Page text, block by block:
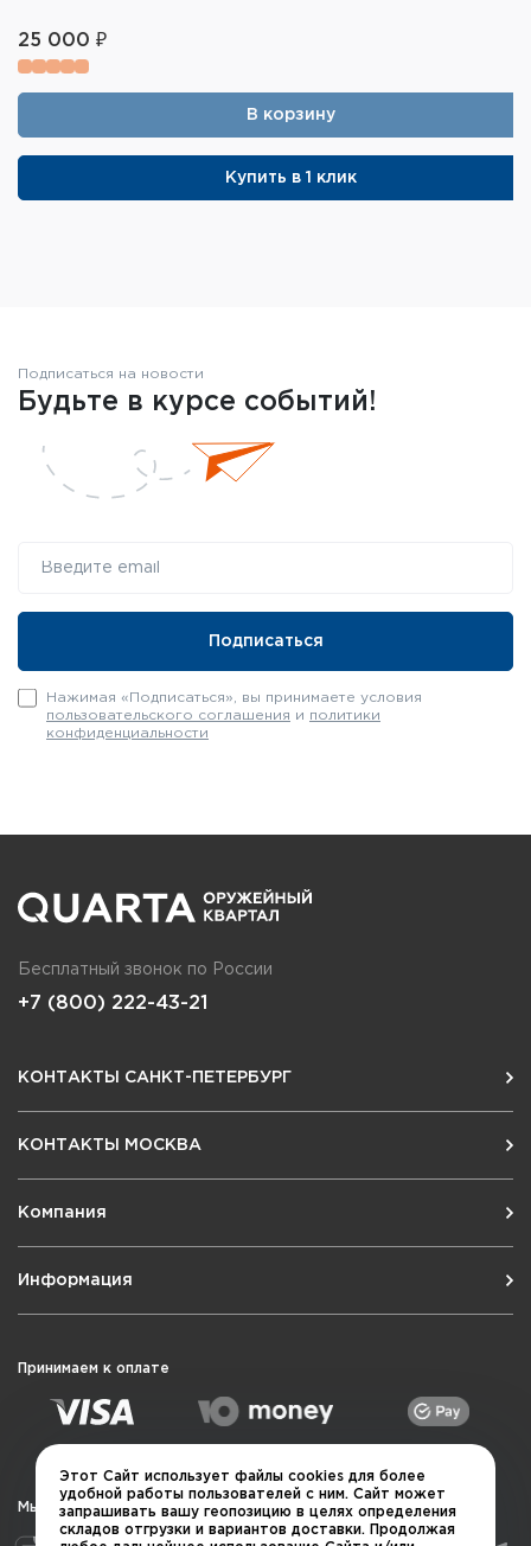
25 000 ₽
В корзину
Купить в 1 клик
Подписаться на новости
Будьте в курсе событий!
Нажимая «Подписаться», вы принимаете условия
пользовательского соглашения и политики
конфиденциальности
Бесплатный звонок по России
+7 (800) 222-43-21
КОНТАКТЫ САНКТ-ПЕТЕРБУРГ
КОНТАКТЫ МОСКВА
Компания
Информация
Принимаем к оплате
Мы в социальных сетях
Этот Сайт использует файлы cookies для более
удобной работы пользователей с ним. Сайт может
запрашивать вашу геопозицию в целях определения
складов отгрузки и вариантов доставки. Продолжая